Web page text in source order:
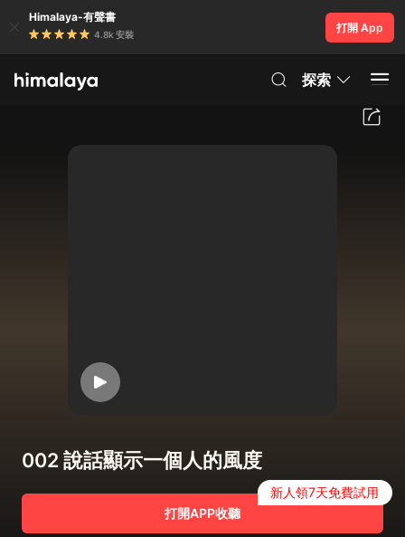
Himalaya-有聲書
4.8k 安裝
打開 App
探索
002 說話顯示一個人的風度
打開APP收聽
新人領7天免費試用